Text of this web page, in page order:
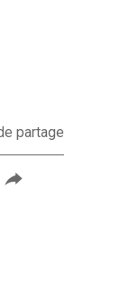
partage